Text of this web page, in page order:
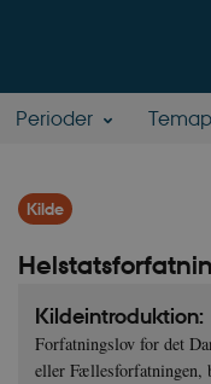
Perioder
Kilde
Kildeintroduktion:
Forfatningslov for det
eller Fællesforfatningen,